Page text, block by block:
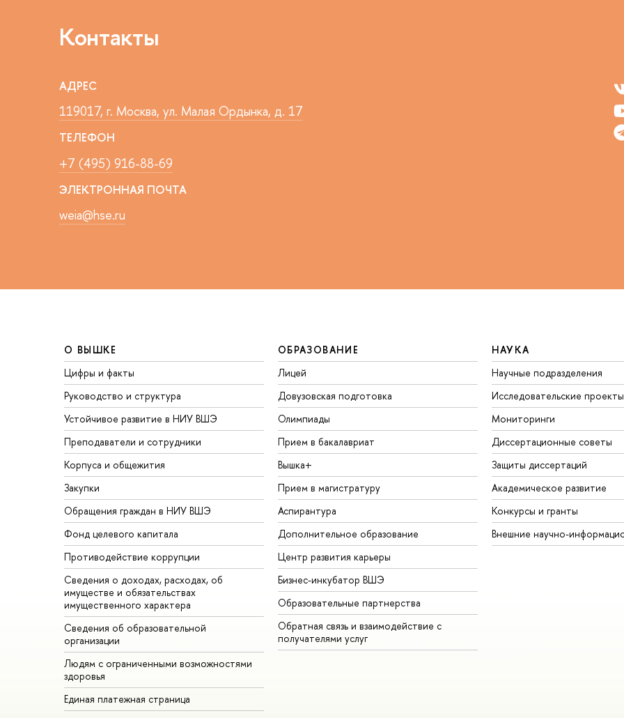
Контакты
АДРЕС
119017, г. Москва, ул. Малая Ордынка, д. 17
ТЕЛЕФОН
+7 (495) 916-88-69
ЭЛЕКТРОННАЯ ПОЧТА
weia@hse.ru
О ВЫШКЕ
Цифры и факты
Руководство и структура
Устойчивое развитие в НИУ ВШЭ
Преподаватели и сотрудники
Корпуса и общежития
Закупки
Обращения граждан в НИУ ВШЭ
Фонд целевого капитала
Противодействие коррупции
Сведения о доходах, расходах, об
имуществе и обязательствах
имущественного характера
Сведения об образовательной
организации
Людям с ограниченными возможностями
здоровья
Единая платежная страница
ОБРАЗОВАНИЕ
Лицей
Довузовская подготовка
Олимпиады
Прием в бакалавриат
Вышка+
Прием в магистратуру
Аспирантура
Дополнительное образование
Центр развития карьеры
Бизнес-инкубатор ВШЭ
Образовательные партнерства
Обратная связь и взаимодействие с
получателями услуг
НАУКА
Научные подразделения
Исследовательские проекты
Мониторинги
Диссертационные советы
Защиты диссертаций
Академическое развитие
Конкурсы и гранты
Внешние научно-